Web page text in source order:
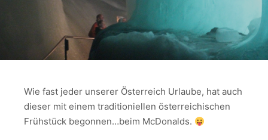
Wie fast jeder unserer Österreich Urlaube, hat auch
dieser mit einem traditioniellen österreichischen
Frühstück begonnen…beim McDonalds.